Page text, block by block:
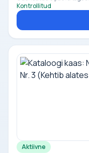
Kontrollitud
Aktiivne